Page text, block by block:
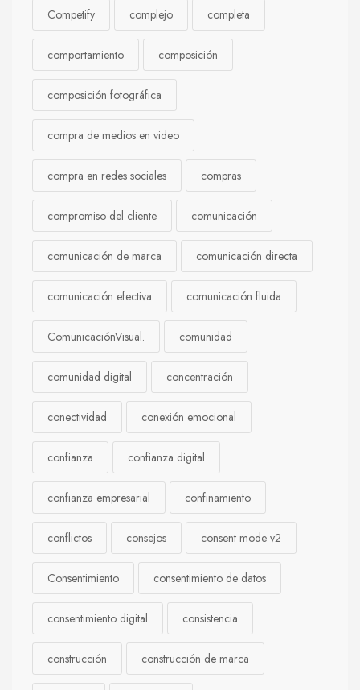
Competify complejo completa
comportamiento composición
composición fotográfica
compra de medios en video
compra en redes sociales compras
compromiso del cliente comunicación
comunicación de marca comunicación directa
comunicación efectiva comunicación fluida
ComunicaciónVisual. comunidad
comunidad digital concentración
conectividad conexión emocional
confianza confianza digital
confianza empresarial confinamiento
conflictos consejos consent mode v2
Consentimiento consentimiento de datos
consentimiento digital consistencia
construcción construcción de marca